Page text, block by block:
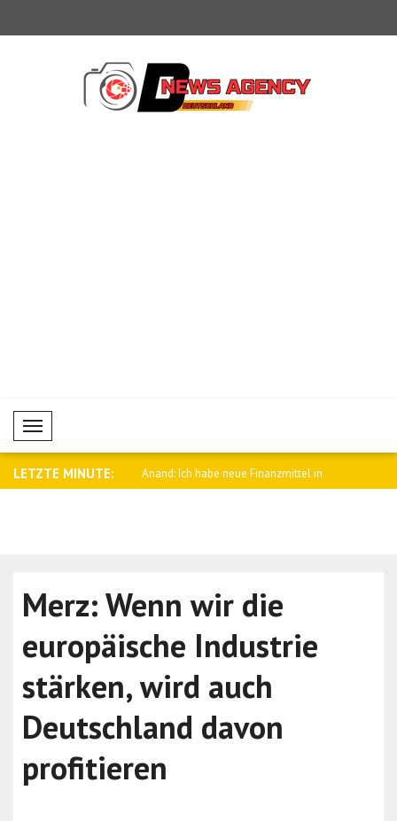
Mobil Menü
LETZTE MINUTE:
Börsen überwiegend Anand: Ich habe neue Finanzmittel in
Merz: Wenn wir die
europäische Industrie
stärken, wird auch
Deutschland davon
profitieren